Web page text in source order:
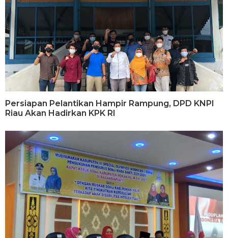
Persiapan Pelantikan Hampir Rampung, DPD KNPI
Riau Akan Hadirkan KPK RI